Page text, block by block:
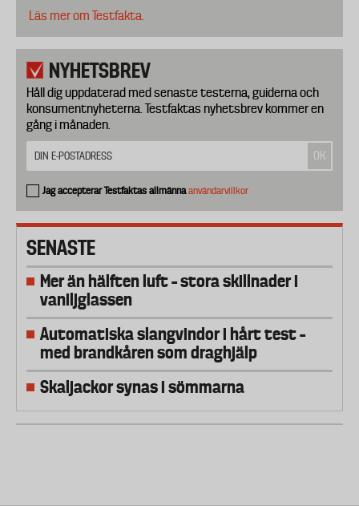
Läs mer om Testfakta.
NYHETSBREV
Håll dig uppdaterad med senaste testerna, guiderna och
konsumentnyheterna. Testfaktas nyhetsbrev kommer en
gång i månaden.
Jag accepterar Testfaktas allmännaanvändarvillkor
SENASTE
Mer än hälften luft – stora skillnader i
vaniljglassen
Automatiska slangvindor i hårt test –
med brandkåren som draghjälp
Skaljackor synas i sömmarna